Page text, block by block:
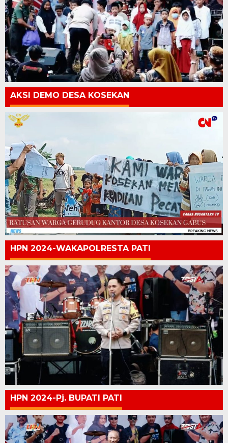
AKSI DEMO DESA KOSEKAN
HPN 2024-WAKAPOLRESTA PATI
HPN 2024-Pj. BUPATI PATI